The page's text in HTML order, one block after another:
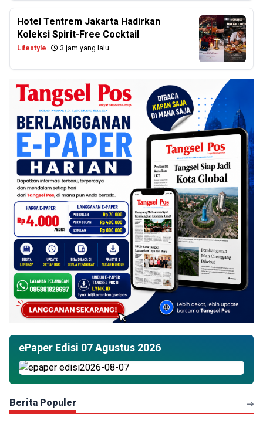
Hotel Tentrem Jakarta Hadirkan
Koleksi Spirit-Free Cocktail
Lifestyle 3 jam yang lalu
ePaper Edisi 07 Agustus 2026
Berita Populer